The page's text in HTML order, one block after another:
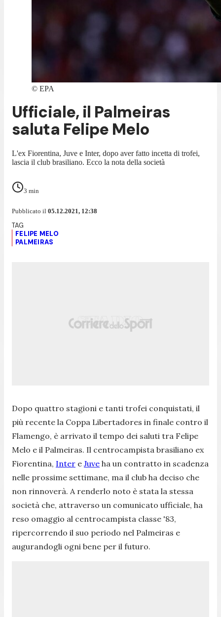
© EPA
Ufficiale, il Palmeiras
saluta Felipe Melo
L'ex Fiorentina, Juve e Inter, dopo aver fatto incetta di trofei,
lascia il club brasiliano. Ecco la nota della società
3 min
Pubblicato il 05.12.2021, 12:38
FELIPE MELO
PALMEIRAS
Dopo quattro stagioni e tanti trofei conquistati, il
più recente la Coppa Libertadores in finale contro il
Flamengo, è arrivato il tempo dei saluti tra Felipe
Melo e il Palmeiras. Il centrocampista brasiliano ex
Fiorentina, Inter e Juve ha un contratto in scadenza
nelle prossime settimane, ma il club ha deciso che
non rinnoverà. A renderlo noto è stata la stessa
società che, attraverso un comunicato ufficiale, ha
reso omaggio al centrocampista classe '83,
ripercorrendo il suo periodo nel Palmeiras e
augurandogli ogni bene per il futuro.